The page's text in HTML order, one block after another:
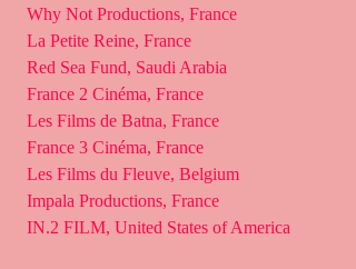
Why Not Productions, France
La Petite Reine, France
Red Sea Fund, Saudi Arabia
France 2 Cinéma, France
Les Films de Batna, France
France 3 Cinéma, France
Les Films du Fleuve, Belgium
Impala Productions, France
IN.2 FILM, United States of America